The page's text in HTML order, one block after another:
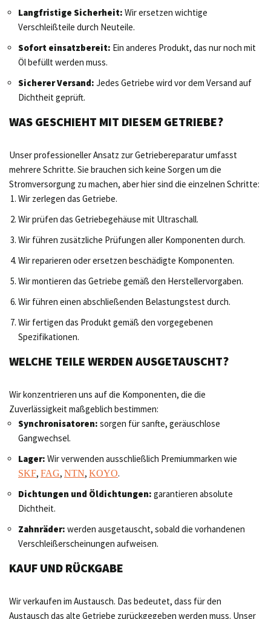
Langfristige Sicherheit: Wir ersetzen wichtige
Verschleißteile durch Neuteile.
Sofort einsatzbereit: Ein anderes Produkt, das nur noch mit
Öl befüllt werden muss.
Sicherer Versand: Jedes Getriebe wird vor dem Versand auf
Dichtheit geprüft.
WAS GESCHIEHT MIT DIESEM GETRIEBE?
Unser professioneller Ansatz zur Getriebereparatur umfasst
mehrere Schritte. Sie brauchen sich keine Sorgen um die
Stromversorgung zu machen, aber hier sind die einzelnen Schritte:
Wir zerlegen das Getriebe.
Wir prüfen das Getriebegehäuse mit Ultraschall.
Wir führen zusätzliche Prüfungen aller Komponenten durch.
Wir reparieren oder ersetzen beschädigte Komponenten.
Wir montieren das Getriebe gemäß den Herstellervorgaben.
Wir führen einen abschließenden Belastungstest durch.
Wir fertigen das Produkt gemäß den vorgegebenen
Spezifikationen.
WELCHE TEILE WERDEN AUSGETAUSCHT?
Wir konzentrieren uns auf die Komponenten, die die
Zuverlässigkeit maßgeblich bestimmen:
Synchronisatoren: sorgen für sanfte, geräuschlose
Gangwechsel.
Lager: Wir verwenden ausschließlich Premiummarken wie
SKF, FAG, NTN, KOYO.
Dichtungen und Öldichtungen: garantieren absolute
Dichtheit.
Zahnräder: werden ausgetauscht, sobald die vorhandenen
Verschleißerscheinungen aufweisen.
KAUF UND RÜCKGABE
Wir verkaufen im Austausch. Das bedeutet, dass für den
Austausch das alte Getriebe zurückgegeben werden muss. Unser